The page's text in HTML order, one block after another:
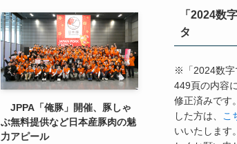
JPPA「俺豚」開催、豚しゃ
ぶ無料提供など日本産豚肉の魅
力アピール
「2024数
タ
※「2024数字
449頁の内容
修正済みです
した方は、
こ
いいたします